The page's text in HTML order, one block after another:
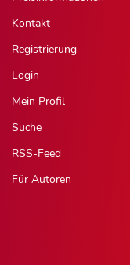
Kontakt
Registrierung
Login
Mein Profil
Suche
RSS-Feed
Für Autoren